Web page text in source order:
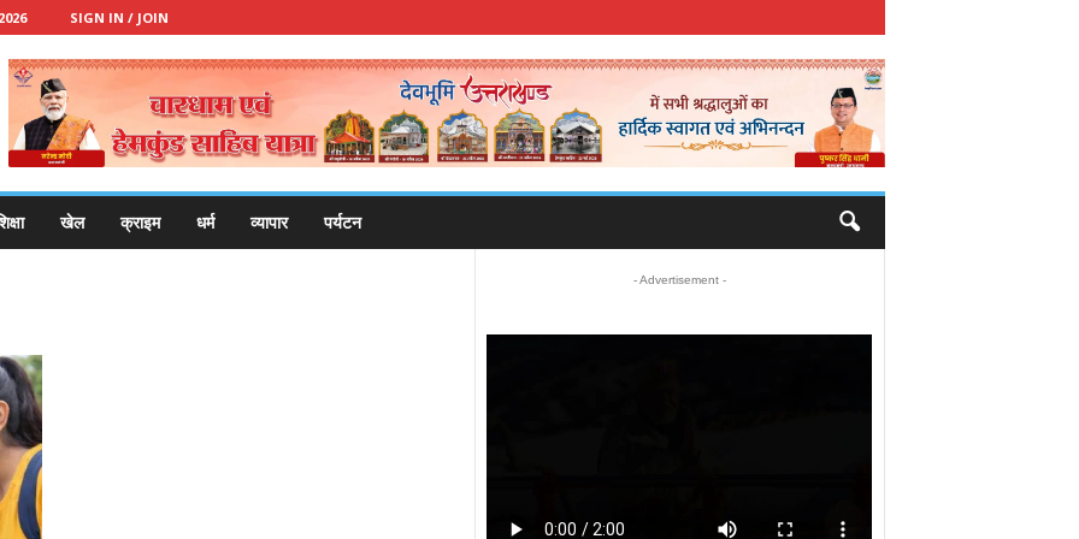
SIGN IN / JOIN
खेल क्राइम धर्म व्यापार पर्यटन
- Advertisement -